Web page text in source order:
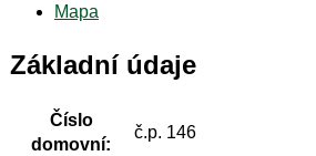
Mapa
Základní údaje
Číslo
domovní:
č.p. 146